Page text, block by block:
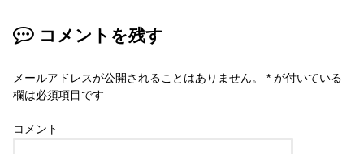
コメントを残す
メールアドレスが公開されることはありません。 * が付いている
欄は必須項目です
コメント